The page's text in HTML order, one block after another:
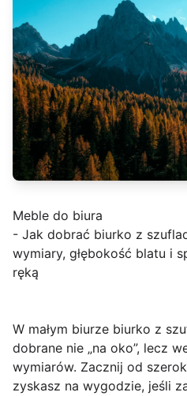
Meble do biura
- Jak dobrać biurko z
wymiary, głębokość blatu i
ręką
W małym biurze biurko z
dobrane nie „na oko”, lecz
wymiarów. Zacznij od
zyskasz na wygodzie, jeśli